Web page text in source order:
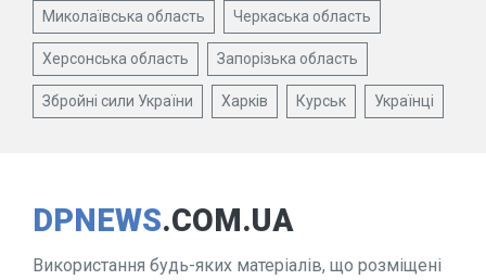
Миколаївська область Черкаська область
Херсонська область Запорізька область
Збройні сили України Харків Курськ Українці
DPNEWS.COM.UA
Використання будь-яких матеріалів, що розміщені